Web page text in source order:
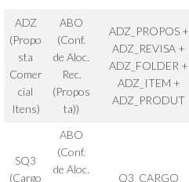
ADZ
(Propo
sta
Comer
cial
Itens)
ABO
(Conf.
de Aloc.
Rec.
(Propos
ta))
ADZ_PROPOS +
ADZ_REVISA +
ADZ_FOLDER +
ADZ_ITEM +
ADZ_PRODUT
SQ3
(Cargo
ABO
(Conf.
de Aloc.
Q3_CARGO